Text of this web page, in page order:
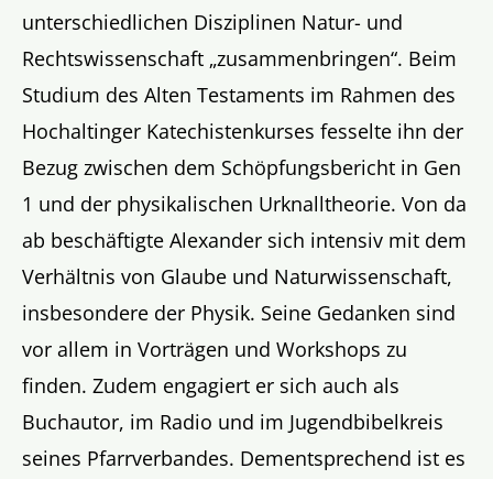
unterschiedlichen Disziplinen Natur- und
Rechtswissenschaft „zusammenbringen“. Beim
Studium des Alten Testaments im Rahmen des
Hochaltinger Katechistenkurses fesselte ihn der
Bezug zwischen dem Schöpfungsbericht in Gen
1 und der physikalischen Urknalltheorie. Von da
ab beschäftigte Alexander sich intensiv mit dem
Verhältnis von Glaube und Naturwissenschaft,
insbesondere der Physik. Seine Gedanken sind
vor allem in Vorträgen und Workshops zu
finden. Zudem engagiert er sich auch als
Buchautor, im Radio und im Jugendbibelkreis
seines Pfarrverbandes. Dementsprechend ist es